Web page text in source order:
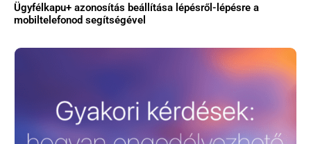
Ügyfélkapu+ azonosítás beállítása lépésről-lépésre a
mobiltelefonod segítségével